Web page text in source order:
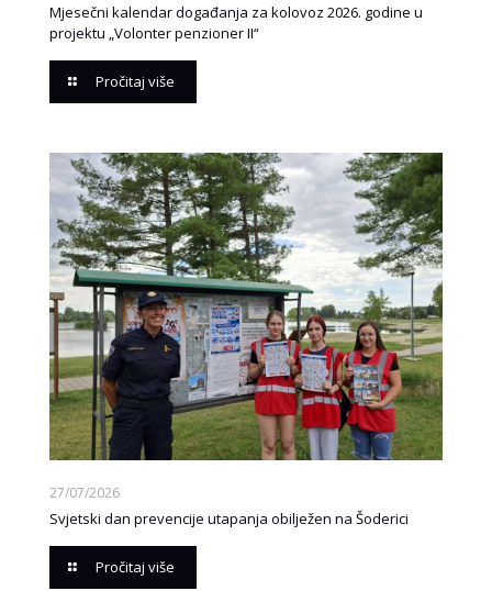
Mjesečni kalendar događanja za kolovoz 2026. godine u
projektu „Volonter penzioner II“
Pročitaj više
27/07/2026
Svjetski dan prevencije utapanja obilježen na Šoderici
Pročitaj više